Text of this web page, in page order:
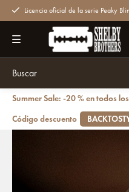
Licencia oficial de la serie Peaky
Summer Sale: -20 % en todos
Código descuento
Peaky Blinders